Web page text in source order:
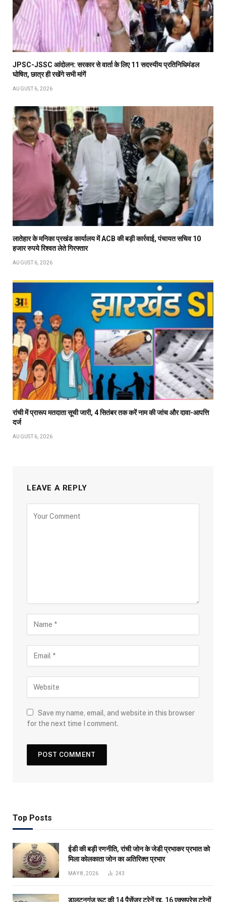
JPSC-JSSC आंदोलन: सरकार से वार्ता के लिए 11 सदस्यीय प्रतिनिधिमंडल
घोषित, छात्र ही रखेंगे सभी मांगें
AUGUST 6, 2026
लातेहार के मनिका प्रखंड कार्यालय में ACB की बड़ी कार्रवाई, पंचायत सचिव 10
हजार रुपये रिश्वत लेते गिरफ्तार
AUGUST 6, 2026
रांची में प्रारूप मतदाता सूची जारी, 4 सितंबर तक करें नाम की जांच और दावा-आपत्ति
दर्ज
AUGUST 6, 2026
LEAVE A REPLY
Save my name, email, and website in this browser
for the next time I comment.
Top Posts
ईडी की बड़ी रणनीति, रांची जोन के जेडी प्रभाकर प्रभात को
मिला कोलकाता जोन का अतिरिक्त प्रभार
MAY 8, 2026 243
डालटनगंज रूट की 14 पैसेंजर ट्रेनें रद्द, 16 एक्सप्रेस ट्रेनों